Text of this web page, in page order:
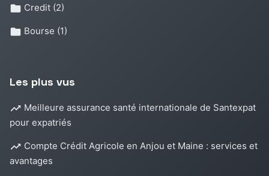
Credit (2)
Bourse (1)
Les plus vus
Meilleure assurance santé internationale de Santexpat
pour expatriés
Compte Crédit Agricole en Anjou et Maine : services et
avantages